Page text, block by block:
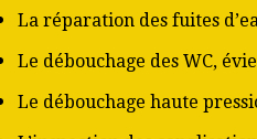
La réparation des fuites
Le débouchage des WC,
Le débouchage haute